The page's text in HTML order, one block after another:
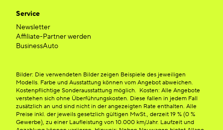
Service
Newsletter
Affiliate-Partner werden
BusinessAuto
Bilder: Die verwendeten Bilder zeigen Beispiele des jeweiligen
Modells. Farbe und Ausstattung können vom Angebot abweichen.
Kostenpflichtige Sonderausstattung möglich. Kosten: Alle Angebote
verstehen sich ohne Überführungskosten. Diese fallen in jedem Fall
zusätzlich an und sind nicht in der angezeigten Rate enthalten. Alle
Preise inkl. der jeweils gesetzlich gültigen MwSt., derzeit 19 % (0 %
Gewerbe), zu einer Laufleistung von 10.000 km/Jahr. Laufzeit und